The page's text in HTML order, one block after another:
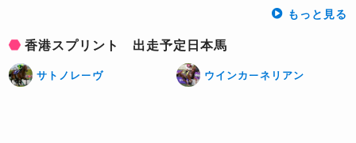
もっと見る
香港スプリント 出走予定日本馬
サトノレーヴ ウインカーネリアン